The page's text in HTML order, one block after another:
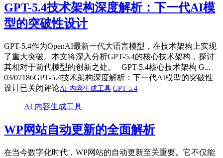
GPT-5.4技术架构深度解析：下一代AI模
型的突破性设计
GPT-5.4作为OpenAI最新一代大语言模型，在技术架构上实现
了重大突破。本文将深入分析GPT-5.4的核心技术架构，探讨
其相对于前代模型的创新之处。 GPT-5.4核心技术架构 G...
03/07186GPT-5.4技术架构深度解析：下一代AI模型的突破性
设计已关闭评论AI 内容生成工具 GPT-5.4
AI 内容生成工具
WP网站自动更新的全面解析
在当今数字化时代，WP网站的自动更新至关重要。它不仅能